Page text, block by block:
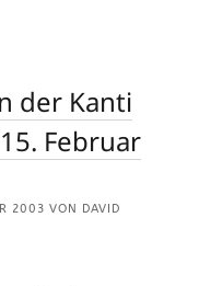
der Kanti
Februar
2003 VON DAVID